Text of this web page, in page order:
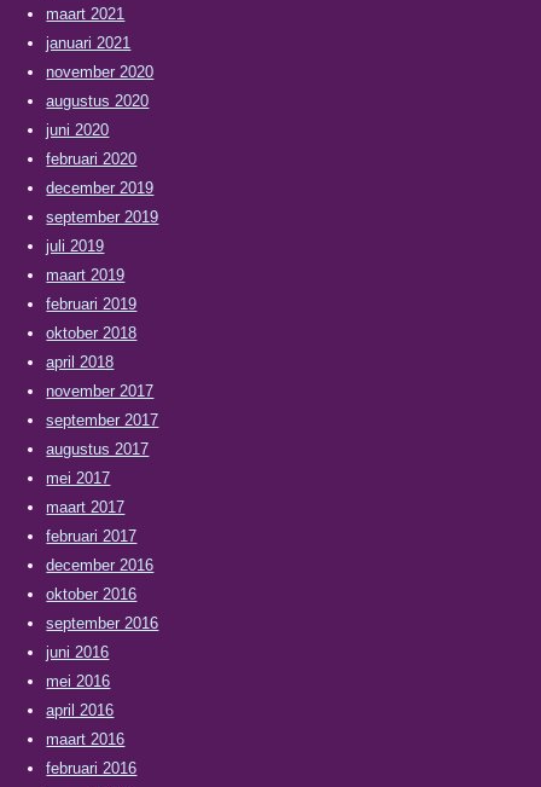
maart 2021
januari 2021
november 2020
augustus 2020
juni 2020
februari 2020
december 2019
september 2019
juli 2019
maart 2019
februari 2019
oktober 2018
april 2018
november 2017
september 2017
augustus 2017
mei 2017
maart 2017
februari 2017
december 2016
oktober 2016
september 2016
juni 2016
mei 2016
april 2016
maart 2016
februari 2016